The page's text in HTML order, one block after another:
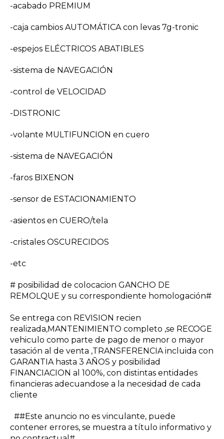
-acabado PREMIUM
-caja cambios AUTOMÁTICA con levas 7g-tronic
-espejos ELÉCTRICOS ABATIBLES
-sistema de NAVEGACIÓN
-control de VELOCIDAD
-DISTRONIC
-volante MULTIFUNCION en cuero
-sistema de NAVEGACIÓN
-faros BIXENON
-sensor de ESTACIONAMIENTO
-asientos en CUERO/tela
-cristales OSCURECIDOS
-etc
# posibilidad de colocacion GANCHO DE
REMOLQUE y su correspondiente homologación#
Se entrega con REVISION recien
realizada,MANTENIMIENTO completo ,se RECOGE
vehiculo como parte de pago de menor o mayor
tasación al de venta ,TRANSFERENCIA incluida con
GARANTIA hasta 3 AÑOS y posibilidad
FINANCIACION al 100%, con distintas entidades
financieras adecuandose a la necesidad de cada
cliente
##Este anuncio no es vinculante, puede
contener errores, se muestra a título informativo y